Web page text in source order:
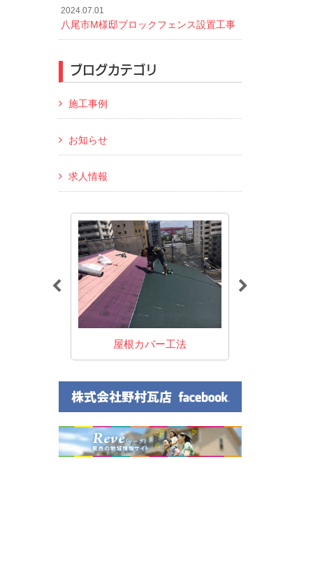
2024.07.01
八尾市M様邸ブロックフェンス設置工事
ブログカテゴリ
施工事例
お知らせ
求人情報
屋根カバー工法